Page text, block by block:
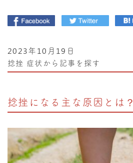
2023年10月19日
捻挫 症状から記事を探す
捻挫になる主な原因とは？